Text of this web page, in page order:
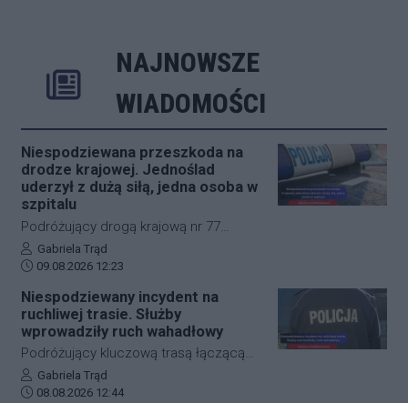
NAJNOWSZE
WIADOMOŚCI
Niespodziewana przeszkoda na
drodze krajowej. Jednoślad
uderzył z dużą siłą, jedna osoba w
szpitalu
Podróżujący drogą krajową nr 77
muszą liczyć się z nagłymi
utrudnieniami. W okolicach
niebezpiecznego zdarzenia z udziałem
motocyklisty oraz leśnej zwierzyny. Na
miejsce natychmiast skierowano
służby ratunkowe, a poszkodowany
kierowca jednośladu trafił pod opiekę
Autor artykułu:
Gabriela Trąd
Data dodania artykułu:
09.08.2026 12:23
Niespodziewany incydent na
ruchliwej trasie. Służby
wprowadziły ruch wahadłowy
Podróżujący kluczową trasą łączącą
Jasło z Gorlicami muszą uzbroić się w
cierpliwość. Niespodziewane
Autor artykułu:
Gabriela Trąd
Data dodania artykułu:
08.08.2026 12:44